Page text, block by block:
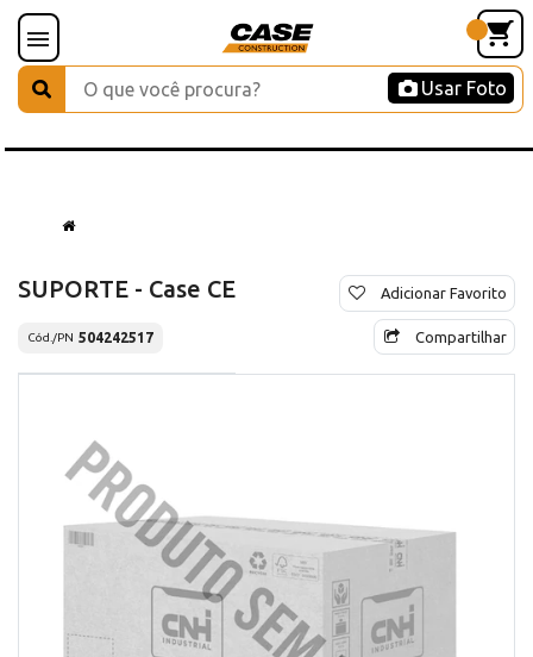
Usar Foto
SUPORTE - Case CE
Cód./PN 504242517
Adicionar Favorito
Compartilhar